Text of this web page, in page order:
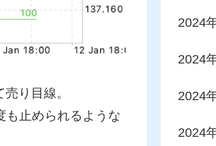
り目線。
も止められるような
2024
2024
2024
2024